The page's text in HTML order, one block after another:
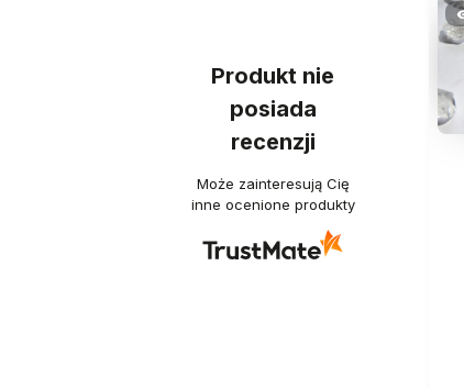
Produkt nie
posiada
recenzji
Może zainteresują Cię
inne ocenione produkty